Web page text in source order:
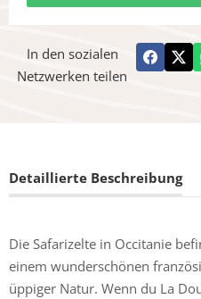
In den sozialen
Netzwerken teilen
Detaillierte Beschreibung
Die Safarizelte in Occitanie
einem wunderschönen
üppiger Natur. Wenn du La